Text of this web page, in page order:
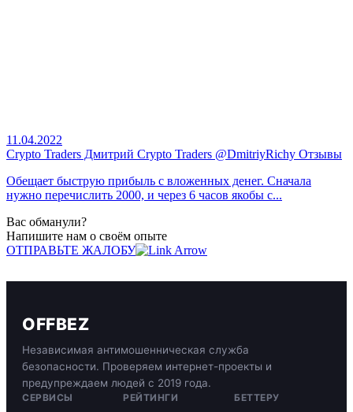
11.04.2022
Crypto Traders Дмитрий Crypto Traders @DmitriyRichy Отзывы
Обещает быструю прибыль с вложенных денег. Сначала
нужно перечислить 2000, и через 6 часов якобы с...
Вас обманули?
Напишите нам о своём опыте
ОТПРАВЬТЕ ЖАЛОБУ
OFFBEZ
Независимая антимошенническая служба
безопасности. Проверяем интернет-проекты и
предупреждаем людей с 2019 года.
СЕРВИСЫ РЕЙТИНГИ БЕТТЕРУ